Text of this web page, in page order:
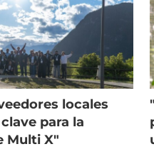
locales
para la
Multi X"